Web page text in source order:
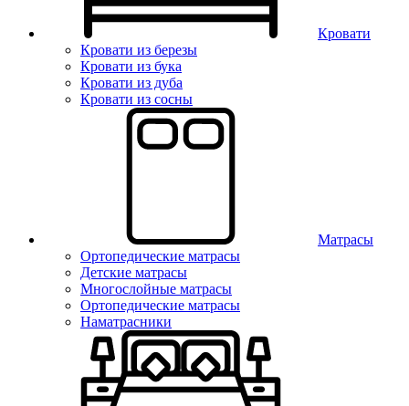
Кровати
Кровати из березы
Кровати из бука
Кровати из дуба
Кровати из сосны
Матрасы
Ортопедические матрасы
Детские матрасы
Многослойные матрасы
Ортопедические матрасы
Наматрасники